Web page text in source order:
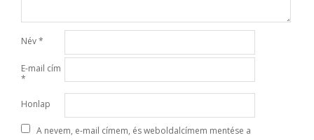
Név*
E-mail cím
*
Honlap
A nevem, e-mail címem, és weboldalcímem mentése a